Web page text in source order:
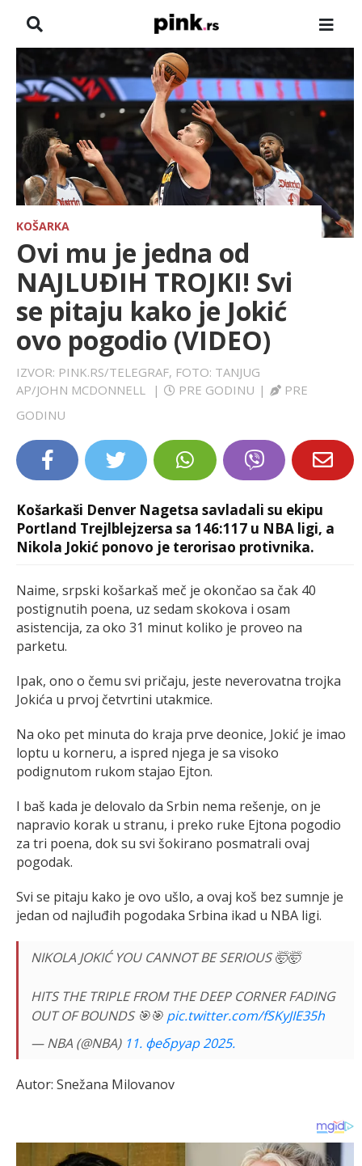
NASLOVNA
VESTI
ZADRUGA
SHOWBIZ
HRONIKA
FARMERI
SPORT
EXTRA
KOŠARKA
Ovi mu je jedna od
NAJLUĐIH TROJKI! Svi
se pitaju kako je Jokić
ovo pogodio (VIDEO)
IZVOR: PINK.RS/TELEGRAF, FOTO: TANJUG
AP/JOHN MCDONNELL
| PRE GODINU |
PRE
GODINU
Košarkaši Denver Nagetsa savladali su ekipu
Portland Trejlblejzersa sa 146:117 u NBA ligi, a
Nikola Jokić ponovo je terorisao protivnika.
Naime, srpski košarkaš meč je okončao sa čak 40
postignutih poena, uz sedam skokova i osam
asistencija, za oko 31 minut koliko je proveo na
parketu.
Ipak, ono o čemu svi pričaju, jeste neverovatna trojka
Jokića u prvoj četvrtini utakmice.
Na oko pet minuta do kraja prve deonice, Jokić je imao
loptu u korneru, a ispred njega je sa visoko
podignutom rukom stajao Ejton.
I baš kada je delovalo da Srbin nema rešenje, on je
napravio korak u stranu, i preko ruke Ejtona pogodio
za tri poena, dok su svi šokirano posmatrali ovaj
pogodak.
Svi se pitaju kako je ovo ušlo, a ovaj koš bez sumnje je
jedan od najluđih pogodaka Srbina ikad u NBA ligi.
NIKOLA JOKIĆ YOU CANNOT BE SERIOUS 🤯🤯
HITS THE TRIPLE FROM THE DEEP CORNER FADING
OUT OF BOUNDS 🎯🎯 pic.twitter.com/fSKyJIE35h
— NBA (@NBA) 11. фебруар 2025.
Autor: Snežana Milovanov